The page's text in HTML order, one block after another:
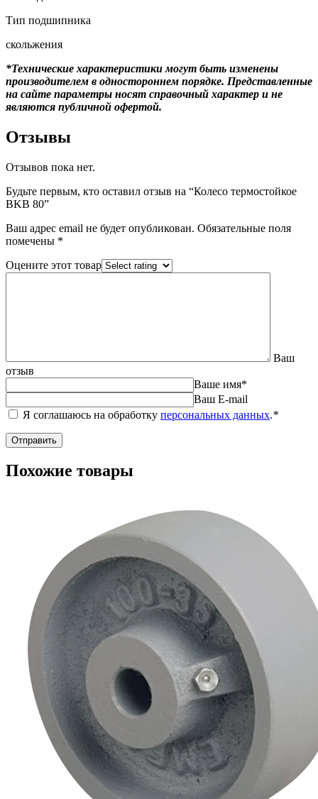
Тип подшипника
скольжения
*Технические характеристики могут быть изменены
производителем в одностороннем порядке. Представленные
на сайте параметры носят справочный характер и не
являются публичной офертой.
Отзывы
Отзывов пока нет.
Будьте первым, кто оставил отзыв на “Колесо термостойкое
BKB 80”
Ваш адрес email не будет опубликован. Обязательные поля
помечены *
Оцените этот товар
Ваш
отзыв
Ваше имя*
Ваш E-mail
Я соглашаюсь на обработку персональных данных.*
Похожие товары